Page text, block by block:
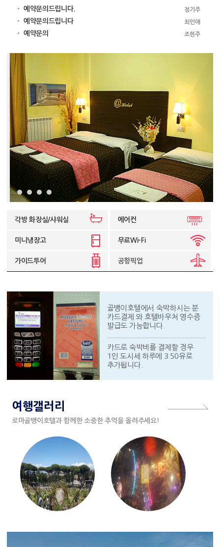
예약문의드립니다. 정기주
예약문의드립니다 최인애
예약문의 조현주
각방 화장실/샤워실 에어컨
미니냉장고 무료Wi-Fi
가이드투어 공항픽업
골뱅이호텔에서 숙박하시는 분
카드결제 와 호텔바우처 영수증
발급도 가능합니다.
카드로 숙박비를 결제할 경우
1인 도시세 하루에 3.50유로
추가됩니다.
여행갤러리
로마골뱅이호텔과 함께한 소중한 추억을 올려주세요!